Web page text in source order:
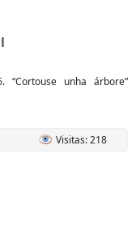
unha árbore”
Visitas: 218